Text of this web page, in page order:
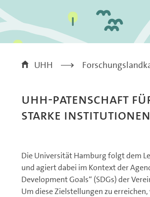
UHH >
UHH-Patenschaft
starke Institutionen
Die Universität Hamburg folgt dem
und agiert dabei im Kontext der
Development Goals“ (SDGs) der
Um diese Zielstellungen zu